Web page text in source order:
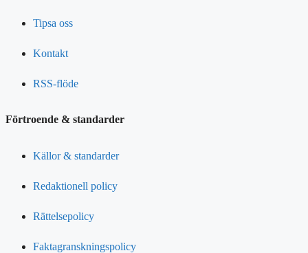
Tipsa oss
Kontakt
RSS-flöde
Förtroende & standarder
Källor & standarder
Redaktionell policy
Rättelsepolicy
Faktagranskningspolicy